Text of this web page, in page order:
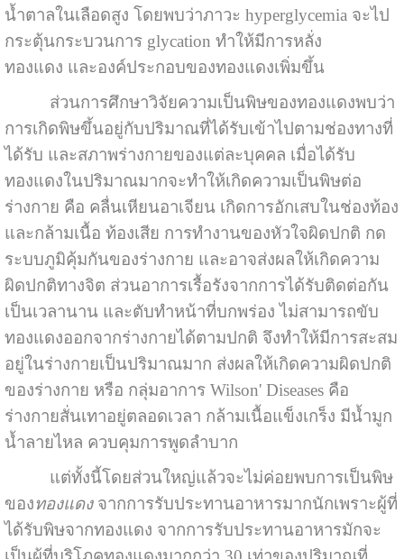
น้ำตาลในเลือดสูง โดยพบว่าภาวะ hyperglycemia จะไป
กระตุ้นกระบวนการ glycation ทำให้มีการหลั่ง
ทองแดง และองค์ประกอบของทองแดงเพิ่มขึ้น
ส่วนการศึกษาวิจัยความเป็นพิษของทองแดงพบว่า
การเกิดพิษขึ้นอยู่กับปริมาณที่ได้รับเข้าไปตามช่องทางที่
ได้รับ และสภาพร่างกายของแต่ละบุคคล เมื่อได้รับ
ทองแดงในปริมาณมากจะทำให้เกิดความเป็นพิษต่อ
ร่างกาย คือ คลื่นเหียนอาเจียน เกิดการอักเสบในช่องท้อง
และกล้ามเนื้อ ท้องเสีย การทำงานของหัวใจผิดปกติ กด
ระบบภูมิคุ้มกันของร่างกาย และอาจส่งผลให้เกิดความ
ผิดปกติทางจิต ส่วนอาการเรื้อรังจากการได้รับติดต่อกัน
เป็นเวลานาน และตับทำหน้าที่บกพร่อง ไม่สามารถขับ
ทองแดงออกจากร่างกายได้ตามปกติ จึงทำให้มีการสะสม
อยู่ในร่างกายเป็นปริมาณมาก ส่งผลให้เกิดความผิดปกติ
ของร่างกาย หรือ กลุ่มอาการ Wilson' Diseases คือ
ร่างกายสั่นเทาอยู่ตลอดเวลา กล้ามเนื้อแข็งเกร็ง มีน้ำมูก
น้ำลายไหล ควบคุมการพูดลำบาก
แต่ทั้งนี้โดยส่วนใหญ่แล้วจะไม่ค่อยพบการเป็นพิษ
ของทองแดง จากการรับประทานอาหารมากนักเพราะผู้ที่
ได้รับพิษจากทองแดง จากการรับประทานอาหารมักจะ